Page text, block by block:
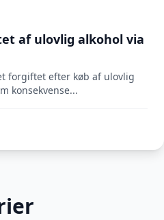
af ulovlig alkohol via
forgiftet efter køb af ulovlig
konsekvense...